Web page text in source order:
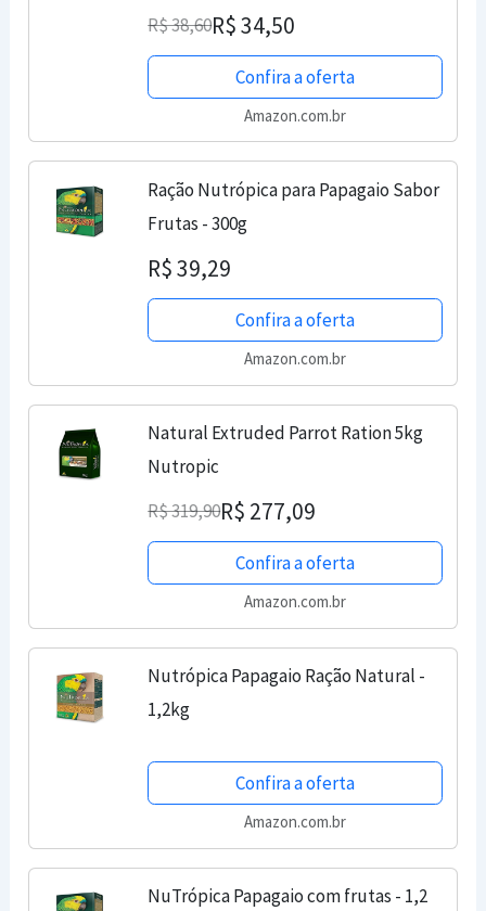
R$ 38,60R$ 34,50
Confira a oferta
Amazon.com.br
Ração Nutrópica para Papagaio Sabor
Frutas - 300g
R$ 39,29
Confira a oferta
Amazon.com.br
Natural Extruded Parrot Ration 5kg
Nutropic
R$ 319,90R$ 277,09
Confira a oferta
Amazon.com.br
Nutrópica Papagaio Ração Natural -
1,2kg
Confira a oferta
Amazon.com.br
NuTrópica Papagaio com frutas - 1,2